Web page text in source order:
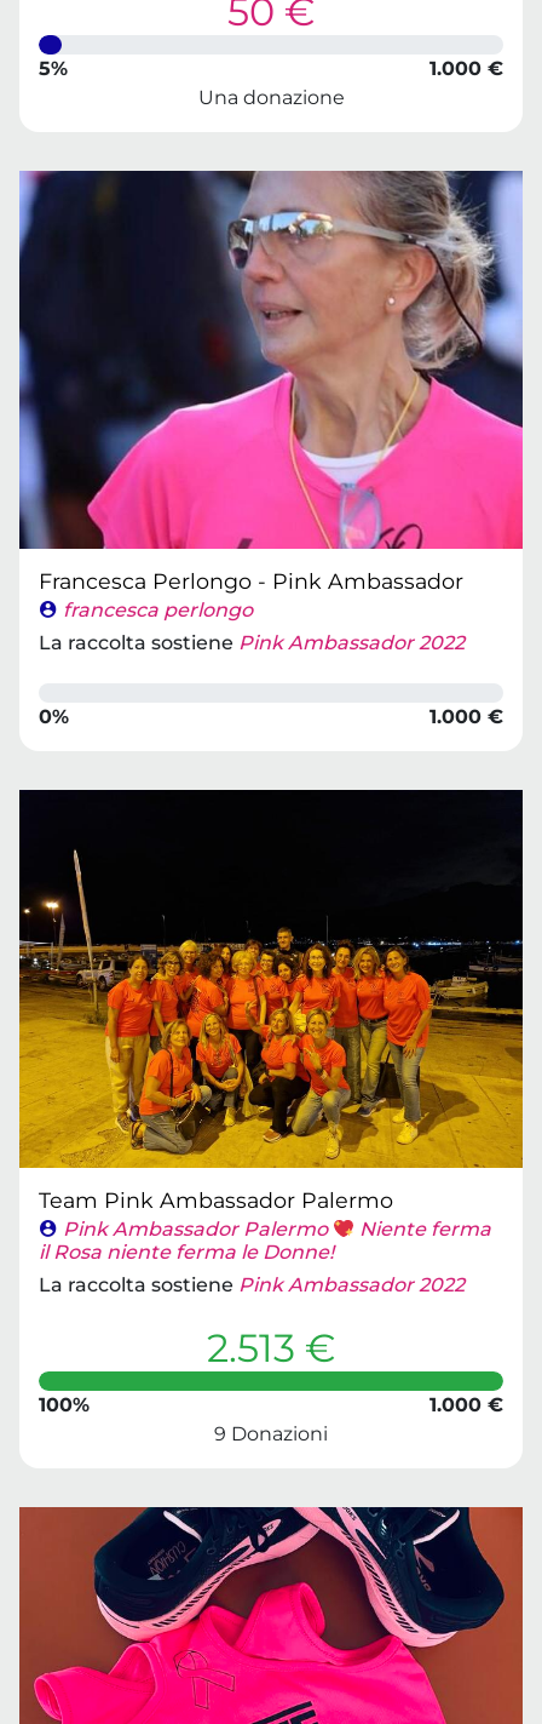
50 €
5%
1.000 €
Una donazione
Francesca Perlongo - Pink Ambassador
francesca perlongo
La raccolta sostiene Pink Ambassador 2022
0% 1.000 €
Team Pink Ambassador Palermo
Pink Ambassador Palermo
Niente ferma
il Rosa niente ferma le Donne!
La raccolta sostiene Pink Ambassador 2022
2.513 €
100%
1.000 €
9 Donazioni